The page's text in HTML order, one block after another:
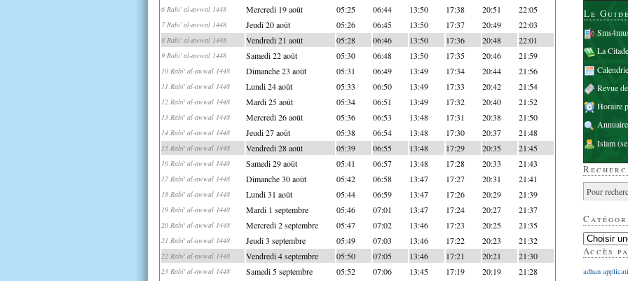
6 Rabi' al-awwal 1448 Mercredi 19 août 05:25 06:44 13:50 17:38 20:51 22:05
7 Rabi' al-awwal 1448 Jeudi 20 août 05:26 06:45 13:50 17:37 20:49 22:03
8 Rabi' al-awwal 1448 Vendredi 21 août 05:28 06:46 13:50 17:36 20:48 22:01
9 Rabi' al-awwal 1448 Samedi 22 août 05:30 06:48 13:50 17:35 20:46 21:59
10 Rabi' al-awwal 1448 Dimanche 23 août 05:31 06:49 13:49 17:34 20:44 21:56
11 Rabi' al-awwal 1448 Lundi 24 août 05:33 06:50 13:49 17:33 20:42 21:54
12 Rabi' al-awwal 1448 Mardi 25 août 05:34 06:51 13:49 17:32 20:40 21:52
13 Rabi' al-awwal 1448 Mercredi 26 août 05:36 06:53 13:48 17:31 20:38 21:50
14 Rabi' al-awwal 1448 Jeudi 27 août 05:38 06:54 13:48 17:30 20:37 21:48
15 Rabi' al-awwal 1448 Vendredi 28 août 05:39 06:55 13:48 17:29 20:35 21:45
16 Rabi' al-awwal 1448 Samedi 29 août 05:41 06:57 13:48 17:28 20:33 21:43
17 Rabi' al-awwal 1448 Dimanche 30 août 05:42 06:58 13:47 17:27 20:31 21:41
18 Rabi' al-awwal 1448 Lundi 31 août 05:44 06:59 13:47 17:26 20:29 21:39
19 Rabi' al-awwal 1448 Mardi 1 septembre 05:46 07:01 13:47 17:24 20:27 21:37
20 Rabi' al-awwal 1448 Mercredi 2 septembre 05:47 07:02 13:46 17:23 20:25 21:35
21 Rabi' al-awwal 1448 Jeudi 3 septembre 05:49 07:03 13:46 17:22 20:23 21:32
22 Rabi' al-awwal 1448 Vendredi 4 septembre 05:50 07:05 13:46 17:21 20:21 21:30
23 Rabi' al-awwal 1448 Samedi 5 septembre 05:52 07:06 13:45 17:19 20:19 21:28
Le
La
Revue
Horaire
Islam
Accès
adhan